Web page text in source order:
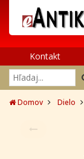
Kontakt
Domov Dielo